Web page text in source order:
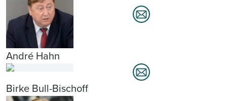
André Hahn
Birke Bull-Bischoff